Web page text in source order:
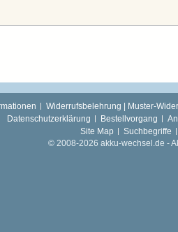
Widerrufsbelehrung | Muster-
Datenschutzerklärung
Bestellvorgang
Site Map
Suchbegriffe
© 2008-2026 akku-wechsel.de -